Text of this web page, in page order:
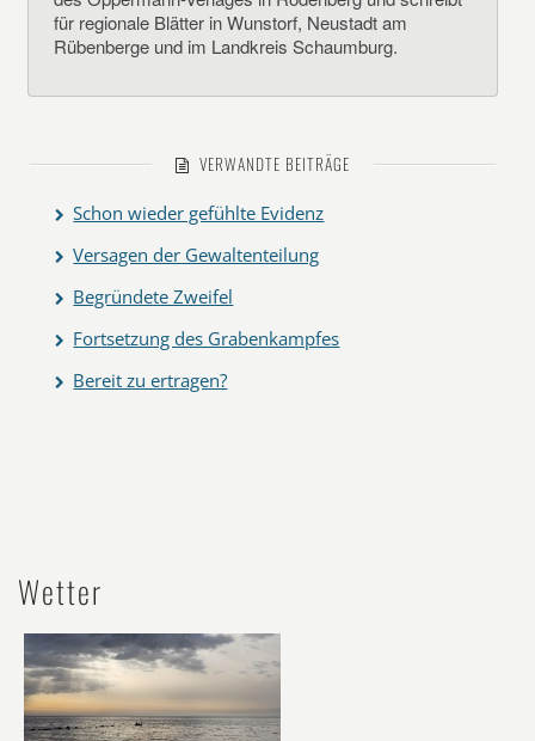
für regionale Blätter in Wunstorf, Neustadt am
Rübenberge und im Landkreis Schaumburg.
VERWANDTE BEITRÄGE
Schon wieder gefühlte Evidenz
Versagen der Gewaltenteilung
Begründete Zweifel
Fortsetzung des Grabenkampfes
Bereit zu ertragen?
Wetter